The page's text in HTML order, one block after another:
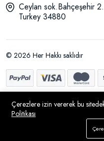
Ceylan sok.Bahçeşehir
Turkey 34880
© 2026 Her Hakkı saklıdır
Çerezlere izin vererek bu
Politikası